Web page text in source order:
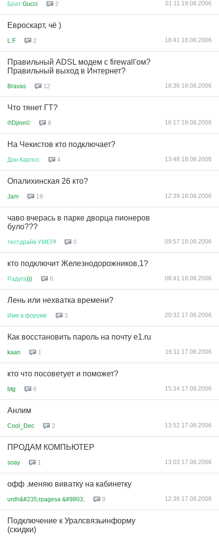
Брат Gucci 2 01:11 19.08.2006
Евроскарт, чё )
L:F 2 18:41 18.08.2006
Правильный ADSL модем c firewall'ом?
Правильный выход в Интернет?
Bravas 12 18:36 18.08.2006
Что тянет ГТ?
®Djinn© 8 16:17 18.08.2006
На Чекистов кто подключает?
Дон Карлос 4 13:48 18.08.2006
Опалихинская 26 кто?
Jam 19 12:39 18.08.2006
чаво вчерась в парке дворца пионеров
було???
тестдрайв УМЕР! 0 09:57 18.08.2006
кто подключит Железнодорожников,1?
Радуга))) 6 08:41 18.08.2006
Лень или нехватка времени?
Имя в форуме 3 20:32 17.08.2006
Как восстановить пароль на почту e1.ru
kaan 1 16:11 17.08.2006
кто что посоветует и поможет?
btg 6 15:34 17.08.2006
Анлим
Cool_Dec 2 13:52 17.08.2006
ПРОДАМ КОМПЬЮТЕР
soay 1 13:03 17.08.2006
офф .меняю виватку на кабинетку
urdh&#235;rpagesa &#9803; 0 12:36 17.08.2006
Подключение к Уралсвязьинформу
(скидки)